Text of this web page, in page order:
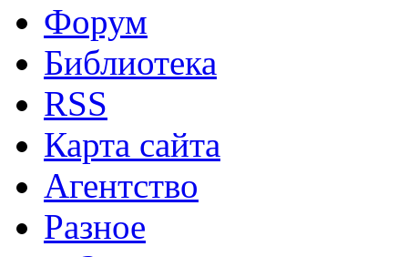
Форум
Библиотека
RSS
Карта сайта
Агентство
Разное